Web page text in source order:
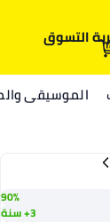
التسوق
الموسيقى
90%
3+ سنة